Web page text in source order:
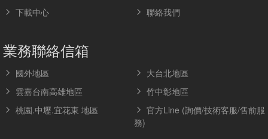
下載中心
聯絡我們
業務聯絡信箱
國外地區
大台北地區
雲嘉台南高雄地區
竹中彰地區
桃園.中壢.宜花東 地區
官方Line (詢價/技術客服/售前服
務)